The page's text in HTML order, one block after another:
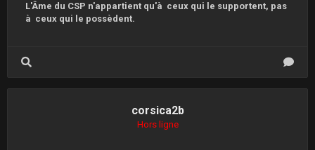
L'Âme du CSP n'appartient qu'à ceux qui le supportent, pas
à ceux qui le possèdent.
corsica2b
Hors ligne